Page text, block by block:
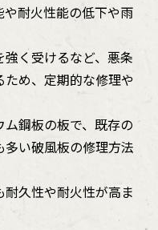
耐火性能の低下や雨
く受けるなど、悪条
め、定期的な修理や
鋼板の板で、既存の
い破風板の修理方法
久性や耐火性が高ま